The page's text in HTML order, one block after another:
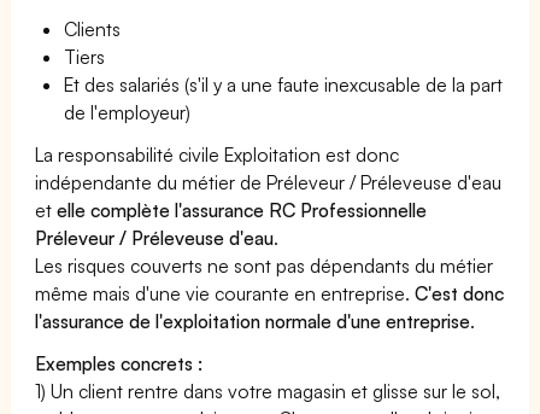
Clients
Tiers
Et des salariés (s'il y a une faute inexcusable de la part
de l'employeur)
La responsabilité civile Exploitation est donc
indépendante du métier de Préleveur / Préleveuse d'eau
etelle complète l'assurance RC Professionnelle
Préleveur / Préleveuse d'eau.
Les risques couverts ne sont pas dépendants du métier
même mais d'une vie courante en entreprise.C'est donc
l'assurance de l'exploitation normale d'une entreprise.
Exemples concrets :
1) Un client rentre dans votre magasin et glisse sur le sol,